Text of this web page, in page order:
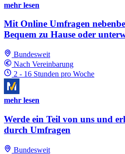
mehr lesen
Mit Online Umfragen
Bequem zu Hause oder
Bundesweit
Nach Vereinbarung
2 - 16 Stunden pro Woche
mehr lesen
Werde ein Teil von uns und
durch Umfragen
Bundesweit